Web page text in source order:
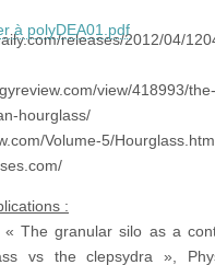
à polyDEA01.pdf
releases/2012/04/
view/418993/
hourglass/
Volume-5/
:
The granular silo as a
vs the clepsydra »,